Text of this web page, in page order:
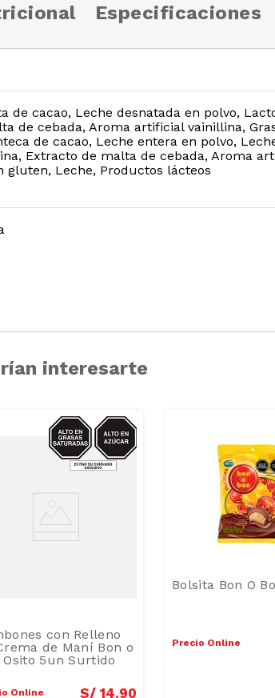
Especificaciones
de cacao, Leche desnatada en polvo,
de cebada, Aroma artificial vainillina,
de cacao, Leche entera en polvo,
Extracto de malta de cebada, Aroma
gluten, Leche, Productos lácteos
interesarte
AZUCAR/GRASAS-
SAT
con Relleno
de Maní Bon o
Osito 5un Surtido
Online S/ 14.90
Bolsita Bon O
Precio Online